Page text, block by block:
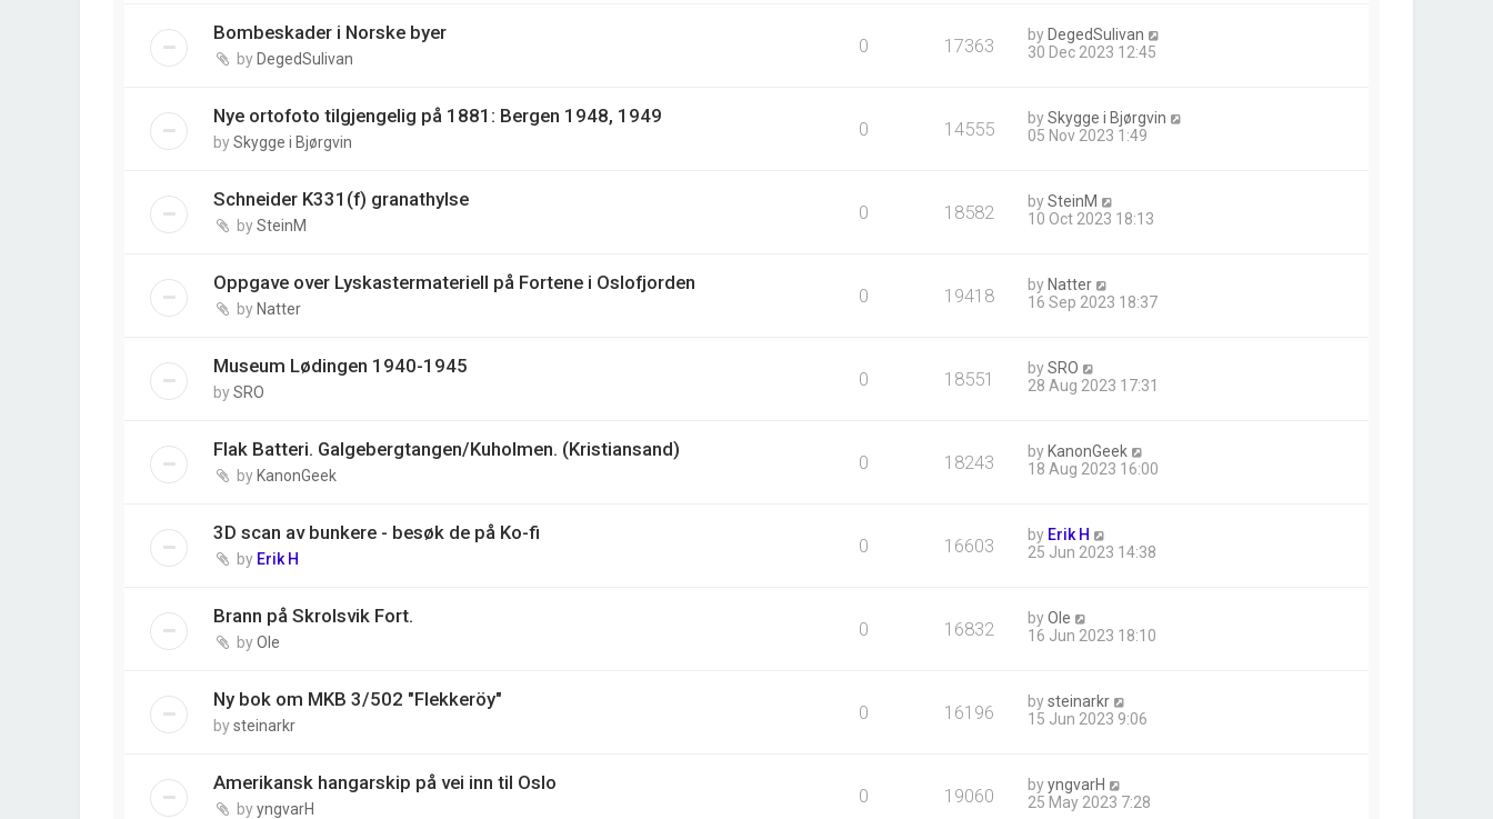
Bombeskader i Norske byer
by DegedSulivan
0 17363 by DegedSulivan
30 Dec 2023 12:45
Nye ortofoto tilgjengelig på 1881: Bergen 1948, 1949
bySkygge i Bjørgvin
0 14555 bySkygge i Bjørgvin
05 Nov 2023 1:49
Schneider K331(f) granathylse
bySteinM
0 18582 bySteinM
10 Oct 2023 18:13
Oppgave over Lyskastermateriell på Fortene i Oslofjorden
by Natter
0 19418 by Natter
16 Sep 2023 18:37
Museum Lødingen 1940-1945
bySRO
0 18551 bySRO
28 Aug 2023 17:31
Flak Batteri. Galgebergtangen/Kuholmen. (Kristiansand)
by KanonGeek
0 18243 by KanonGeek
18 Aug 2023 16:00
3D scan av bunkere - besøk de på Ko-fi
by Erik H
0 16603 by Erik H
25 Jun 2023 14:38
Brann på Skrolsvik Fort.
byOle
0 16832 byOle
16 Jun 2023 18:10
Ny bok om MKB 3/502 "Flekkeröy"
bysteinarkr
0 16196 bysteinarkr
15 Jun 2023 9:06
Amerikansk hangarskip på vei inn til Oslo
byyngvarH
0 19060 byyngvarH
25 May 2023 7:28